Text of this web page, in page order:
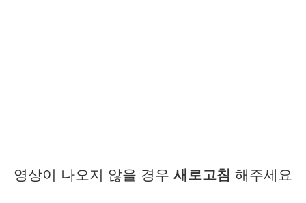
영상이 나오지 않을 경우 새로고침 해주세요